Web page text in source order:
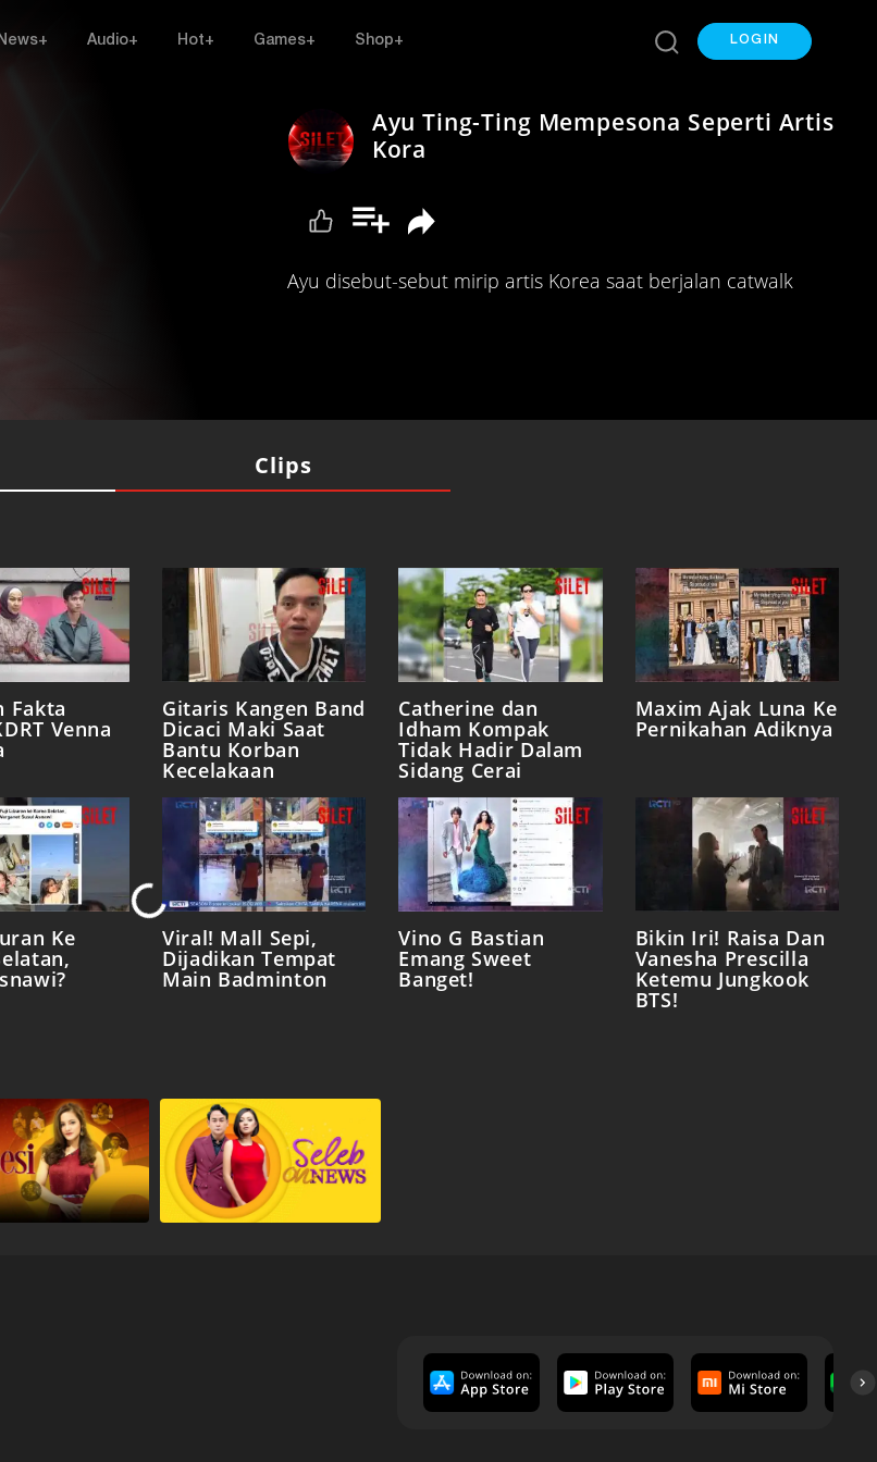
Audio+ Hot+ Games+ Shop+ LOGIN
Ayu Ting-Ting Mempesona Seperti Artis
Kora
Ayu disebut-sebut mirip artis Korea saat berjalan catwalk
Clips
Fakta
Venna
Gitaris Kangen Band
Dicaci Maki Saat
Bantu Korban
Kecelakaan
Catherine dan
Idham Kompak
Tidak Hadir Dalam
Sidang Cerai
Maxim Ajak Luna Ke
Pernikahan Adiknya
Ke Viral! Mall Sepi,
Dijadikan Tempat
Main Badminton
Vino G Bastian
Emang Sweet
Banget!
Bikin Iri! Raisa Dan
Vanesha Prescilla
Ketemu Jungkook
BTS!
Loading...